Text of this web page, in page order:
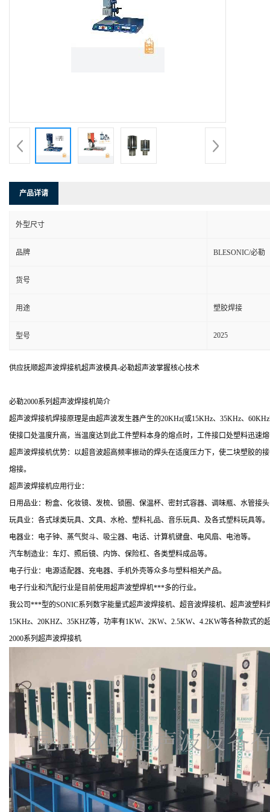
产品详请
外型尺寸
品牌 BLESONIC/必勒
货号
用途 塑胶焊接
型号 2025
供应抚顺超声波焊接机超声波模具-必勒超声波掌握核心技术
必勒2000系列超声波焊接机简介
超声波焊接机焊接原理是由超声波发生器产生的20KHz(或15KHz、35KHz、
使接口处温度升高，当温度达到此工件塑料本身的熔点时，工件接口处塑料迅速
超声波焊接机优势：以超音波超高频率振动的焊头在适度压力下，使二块塑胶的
熔接。
超声波焊接机应用行业：
日用品业：粉盒、化妆镜、发梳、锁圈、保温杯、密封式容器、调味瓶、水管接
玩具业：各式球类玩具、文具、水枪、塑料礼品、音乐玩具、及各式塑料玩具等。
电器业：电子钟、蒸气熨斗、吸尘器、电话、计算机键盘、电风扇、电池等。
汽车制造业：车灯、照后镜、内饰、保险杠、各类塑料成品等。
电子行业：电源适配器、充电器、手机外壳等众多与塑料相关产品。
电子行业和汽配行业是目前使用超声波塑焊机***多的行业。
我公司***型的SONIC系列数字能量式超声波焊接机、超音波焊接机、超声波塑
15KHz、20KHZ、35KHZ等，功率有1KW、2KW、2.5KW、4.2KW等各种款式
2000系列超声波焊接机